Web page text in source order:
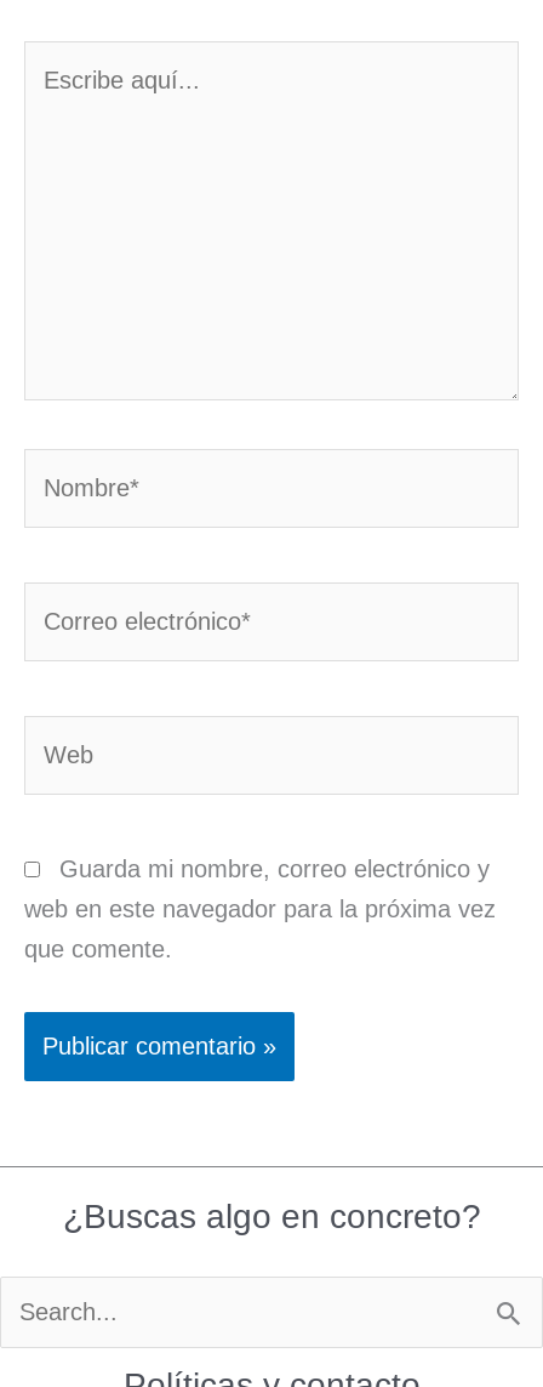
Guarda mi nombre, correo electrónico y
web en este navegador para la próxima vez
que comente.
¿Buscas algo en concreto?
Buscar